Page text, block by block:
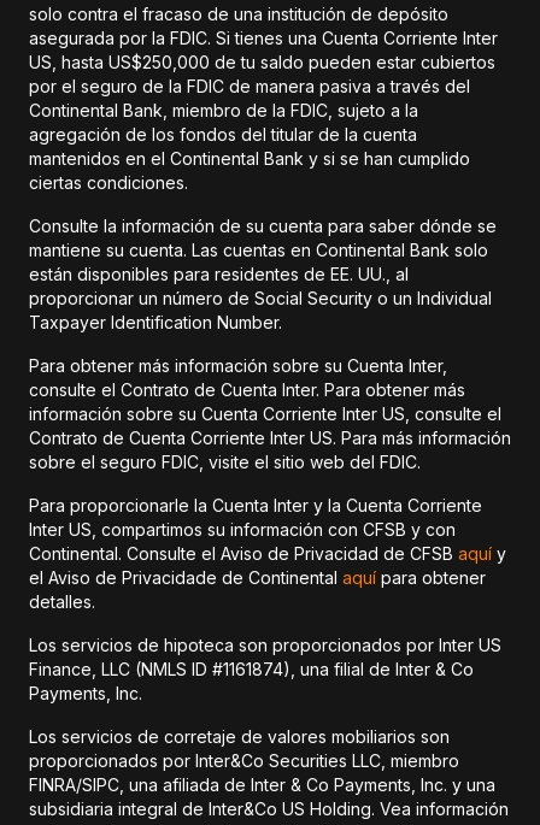
solo contra el fracaso de una institución de depósito
asegurada por la FDIC. Si tienes una Cuenta Corriente Inter
US, hasta US$250,000 de tu saldo pueden estar cubiertos
por el seguro de la FDIC de manera pasiva a través del
Continental Bank, miembro de la FDIC, sujeto a la
agregación de los fondos del titular de la cuenta
mantenidos en el Continental Bank y si se han cumplido
ciertas condiciones.
Consulte la información de su cuenta para saber dónde se
mantiene su cuenta. Las cuentas en Continental Bank solo
están disponibles para residentes de EE. UU., al
proporcionar un número de Social Security o un Individual
Taxpayer Identification Number.
Para obtener más información sobre su Cuenta Inter,
consulte el Contrato de Cuenta Inter. Para obtener más
información sobre su Cuenta Corriente Inter US, consulte el
Contrato de Cuenta Corriente Inter US. Para más información
sobre el seguro FDIC, visite el sitio web del FDIC.
Para proporcionarle la Cuenta Inter y la Cuenta Corriente
Inter US, compartimos su información con CFSB y con
Continental. Consulte el Aviso de Privacidad de CFSB aquí y
el Aviso de Privacidade de Continental aquí para obtener
detalles.
Los servicios de hipoteca son proporcionados por Inter US
Finance, LLC (NMLS ID #1161874), una filial de Inter & Co
Payments, Inc.
Los servicios de corretaje de valores mobiliarios son
proporcionados por Inter&Co Securities LLC, miembro
FINRA/SIPC, una afiliada de Inter & Co Payments, Inc. y una
subsidiaria integral de Inter&Co US Holding. Vea información